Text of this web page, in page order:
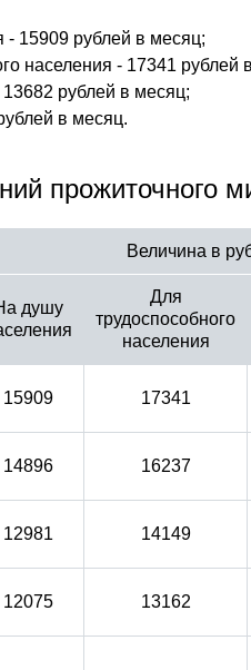
- 15909 рублей в месяц;
населения - 17341 рублей
рублей в месяц;
в месяц.
прожиточного
Величина в
душу
Для
трудоспособного
населения
15909 17341
14896 16237
12981 14149
12075 13162